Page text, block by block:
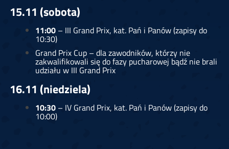
15.11 (sobota)
11:00– III Grand Prix, kat. Pań i Panów (zapisy do
10:30)
Grand Prix Cup – dla zawodników, którzy nie
zakwalifikowali się do fazy pucharowej bądź nie brali
udziału w III Grand Prix
16.11 (niedziela)
10:30– IV Grand Prix, kat. Pań i Panów (zapisy do
10:00)